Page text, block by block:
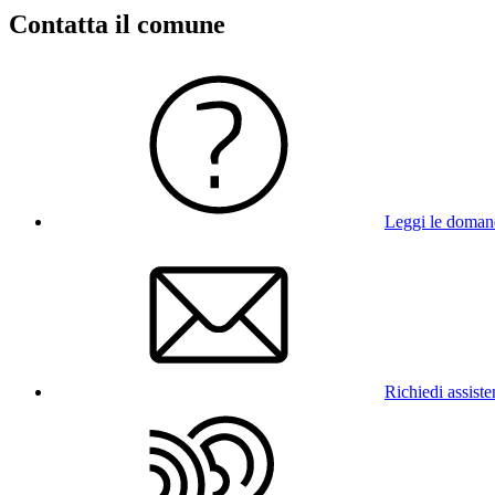
Contatta il comune
Leggi le
Richiedi